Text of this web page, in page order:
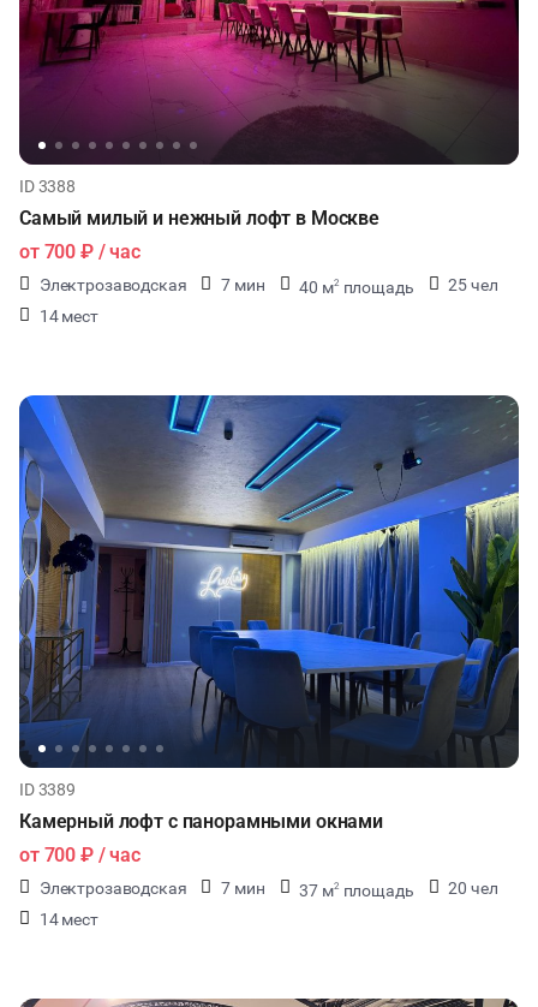
ID 3388
Самый милый и нежный лофт в Москве
от 700 ₽/ час
Электрозаводская 7 мин 40 м2 площадь
25 чел
14 мест
ID 3389
Камерный лофт с панорамными окнами
от 700 ₽/ час
Электрозаводская 7 мин 37 м2 площадь
20 чел
14 мест